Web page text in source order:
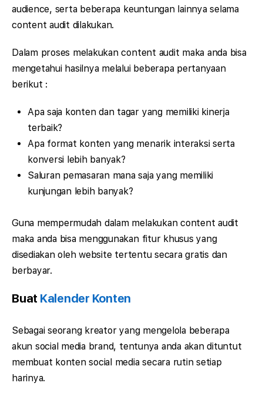
audience, serta beberapa keuntungan lainnya selama
content audit dilakukan.
Dalam proses melakukan content audit maka anda bisa
mengetahui hasilnya melalui beberapa pertanyaan
berikut :
Apa saja konten dan tagar yang memiliki kinerja
terbaik?
Apa format konten yang menarik interaksi serta
konversi lebih banyak?
Saluran pemasaran mana saja yang memiliki
kunjungan lebih banyak?
Guna mempermudah dalam melakukan content audit
maka anda bisa menggunakan fitur khusus yang
disediakan oleh website tertentu secara gratis dan
berbayar.
Buat Kalender Konten
Sebagai seorang kreator yang mengelola beberapa
akun social media brand, tentunya anda akan dituntut
membuat konten social media secara rutin setiap
harinya.